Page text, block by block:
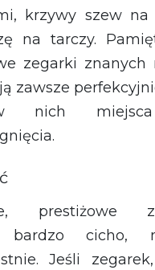
krzywy szew na
na tarczy.
zegarki znanych
zawsze
nich
prestiżowe
bardzo cicho,
Jeśli